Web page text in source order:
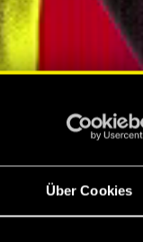
Über Cookies